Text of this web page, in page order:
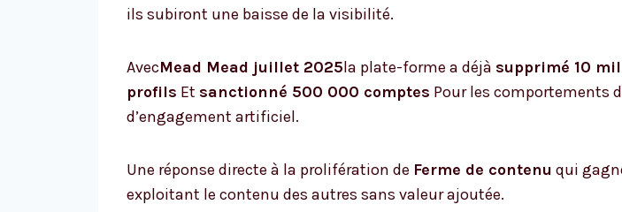
ils subiront une baisse de la visibilité.
AvecMead Mead juillet 2025la plate-forme a déjà supprimé 10
profils Et sanctionné 500 000 comptes Pour les comportements
d’engagement artificiel.
Une réponse directe à la prolifération de Ferme de contenu qui
exploitant le contenu des autres sans valeur ajoutée.